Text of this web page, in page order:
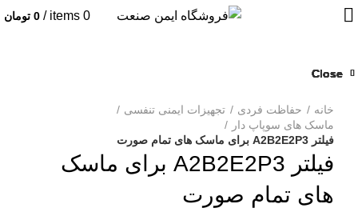
0
items
/
0 تومان
خانه حفاظت فردی
تجهیزات ایمنی تنفسی
ماسک های سوپاپ دار
فیلتر A2B2E2P3 برای ماسک های تمام صورت
فیلتر A2B2E2P3 برای ماسک
های تمام صورت
Close
Close
Close
Close
Close
Close
Close
Close